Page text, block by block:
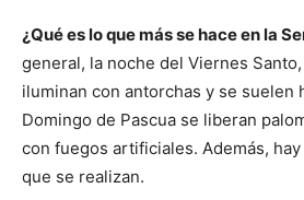
¿Qué es lo que más se hace en la
general, la noche del Viernes
iluminan con antorchas y se suelen
Domingo de Pascua se liberan
con fuegos artificiales. Además,
que se realizan.